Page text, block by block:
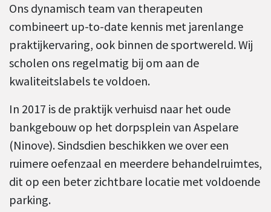
Ons dynamisch team van therapeuten
combineert up-to-date kennis met jarenlange
praktijkervaring, ook binnen de sportwereld. Wij
scholen ons regelmatig bij om aan de
kwaliteitslabels te voldoen.
In 2017 is de praktijk verhuisd naar het oude
bankgebouw op het dorpsplein van Aspelare
(Ninove). Sindsdien beschikken we over een
ruimere oefenzaal en meerdere behandelruimtes,
dit op een beter zichtbare locatie met voldoende
parking.